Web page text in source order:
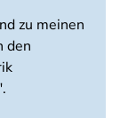
zu meinen
den